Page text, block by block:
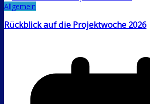
Allgemein
Rückblick auf die Projektwoche 2026